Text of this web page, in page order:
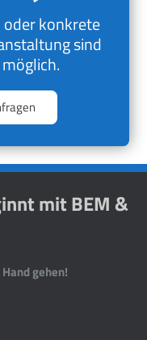
konkrete
sind
mit BEM &
gehen!